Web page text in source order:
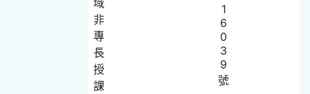
非
專
長
授
課
1
6
0
3
9
號